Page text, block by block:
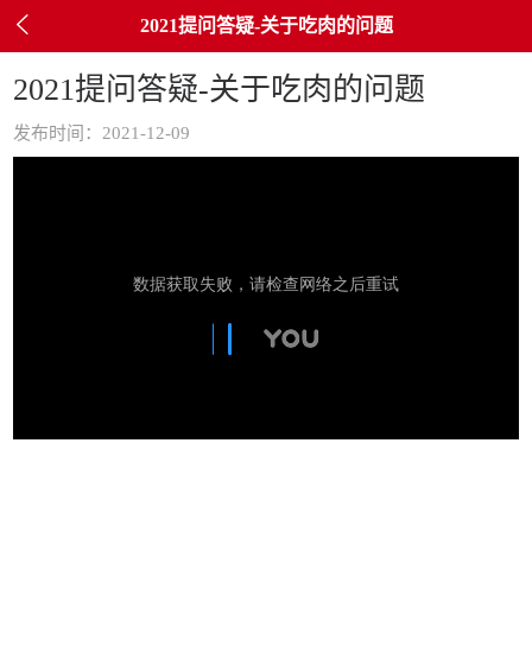
 2021提问答疑-关于吃肉的问题
2021提问答疑-关于吃肉的问题
发布时间：2021-12-09